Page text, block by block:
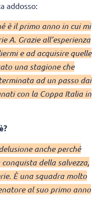
addosso:
è il primo anno in cui mi
A. Grazie all’esperienza
e ad acquisire quelle
una stagione che
ad un passo dai
con la Coppa Italia in
anche perché
della salvezza,
È una squadra molto
al suo primo anno